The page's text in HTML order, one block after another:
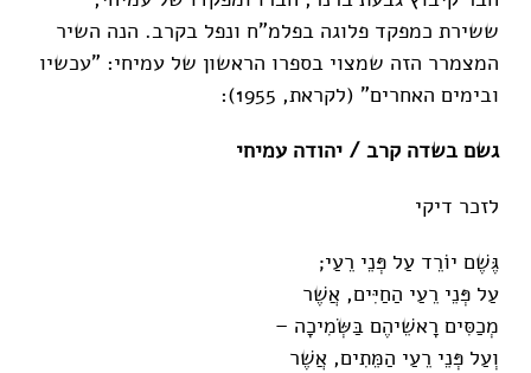
ששירת כמפקד פלוגה בפלמ"ח ונפל בקרב. הנה השיר
המצמרר הזה שמצוי בספרו הראשון של עמיחי: "עכשיו
ובימים האחרים" (לקראת, 1955):
גשם בשדה קרב / יהודה עמיחי
לזכר דיקי
גֶּשֶׁם יוֹרֵד עַל פְּנֵי רֵעַי;
עַל פְּנֵי רֵעַי הַחַיִּים, אֲשֶׁר
מְכַסִּים רָאשֵׁיהֶם בַּשְּׂמִיכָה –
וְעַל פְּנֵי רֵעַי הַמֵּתִים, אֲשֶׁר